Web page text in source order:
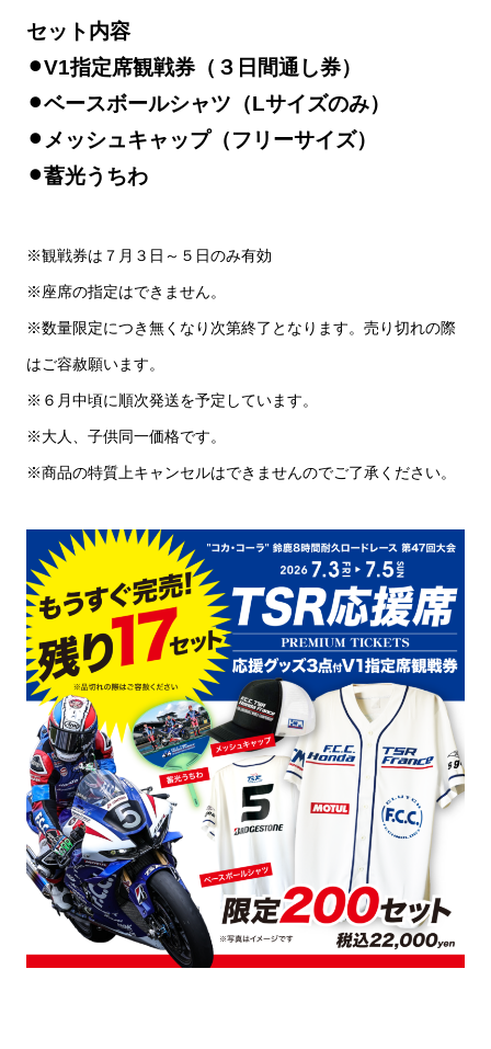
セット内容
⚫︎V1指定席観戦券（３日間通し券）
⚫︎ベースボールシャツ（Lサイズのみ）
⚫︎メッシュキャップ（フリーサイズ）
⚫︎蓄光うちわ
※観戦券は７月３日～５日のみ有効
※座席の指定はできません。
※数量限定につき無くなり次第終了となります。売り切れの際
はご容赦願います。
※６月中頃に順次発送を予定しています。
※大人、子供同一価格です。
※商品の特質上キャンセルはできませんのでご了承ください。